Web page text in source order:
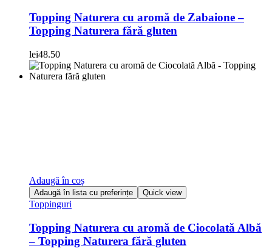
Topping Naturera cu aromă de Zabaione –
Topping Naturera fără gluten
lei48.50
Adaugă în coș
Adaugă în lista cu preferințe Quick view
Toppinguri
Topping Naturera cu aromă de Ciocolată Albă
– Topping Naturera fără gluten